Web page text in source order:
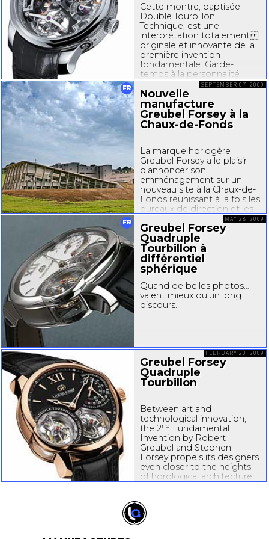
Cette montre, baptisée
Double Tourbillon
Technique, est une
interprétation totalement
originale et innovante de la
première invention
fondamentale. Garde-
temps à la personnalité
forte et très affirmée,
comme l’ont d’ailleurs été
toutes les versions
précédentes, il propose
toutefois une architecture...
FR
Nouvelle
manufacture
Greubel Forsey à la
Chaux-de-Fonds
La marque horlogère
Greubel Forsey a le plaisir
d’annoncer son
emménagement sur un
nouveau site à la Chaux-de-
Fonds réunissant à la fois les
bureaux de direction et les
ateliers. Sis à un jet de pierre
de l’aéroport des Eplatures,
un nouveau bâtiment
regroupe désormais
Greubel Forsey...
SEPTEMBER 07, 2009
FR
Greubel Forsey
Quadruple
Tourbillon à
différentiel
sphérique
Quand de belles photos…
valent mieux qu’un long
discours.
MAY 28, 2009
Greubel Forsey
Quadruple
Tourbillon
Between art and
technological innovation,
the 2nd Fundamental
Invention by Robert
Greubel and Stephen
Forsey propels its designers
even closer to the heights
of horological architecture.
contribute independently
to its exceptional time...
FEBRUARY 20, 2009